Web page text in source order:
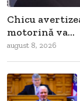
Chicu
motorină va...
august 8, 2026